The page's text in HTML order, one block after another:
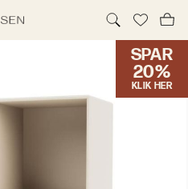
SPAR
20%
KLIK HER